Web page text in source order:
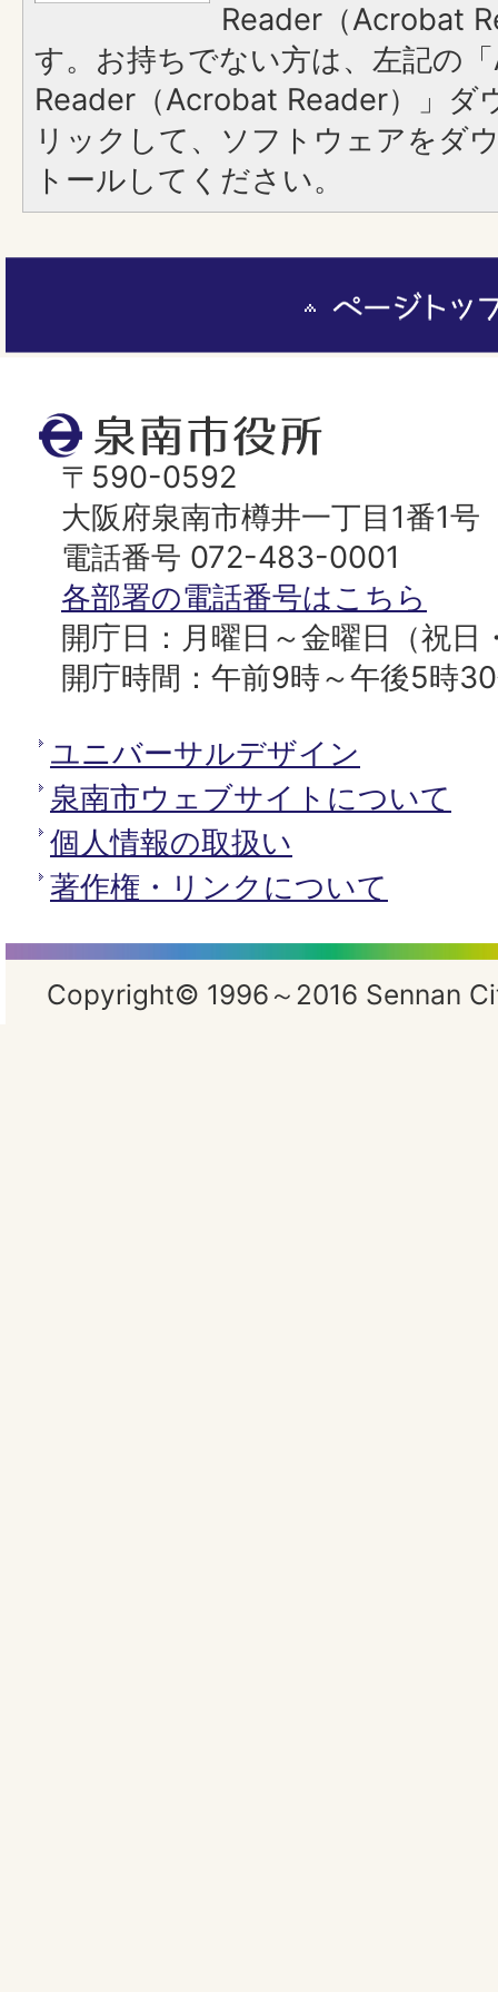
Reader（Acrobat
す。お持ちでない方は、左記の
Reader（Acrobat Reader）」ダ
リックして、ソフトウェアをダ
トールしてください。
泉
南
市
役
所
〒590-0592
大阪府泉南市樽井一丁目1番1号
電話番号 072-483-0001
各部署の電話番号はこちら
開庁日：月曜日～金曜日（祝日
開庁時間：午前9時～午後5時
ユニバーサルデザイン
泉南市ウェブサイトについて
個人情報の取扱い
著作権・リンクについて
Copyright© 1996～2016 Sennan